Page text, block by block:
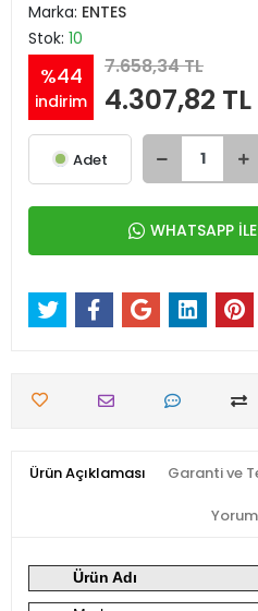
Marka: ENTES
Stok: 10
%44
indirim
7.658,34 TL
4.307,82 TL
Adet
WHATSAPP
Ürün Açıklaması Garanti ve
Ürün Adı